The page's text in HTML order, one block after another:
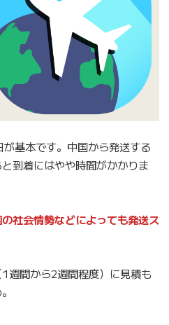
基本です。中国から発送する
到着にはやや時間がかかりま
社会情勢などによっても発送ス
週間から2週間程度）に見積も